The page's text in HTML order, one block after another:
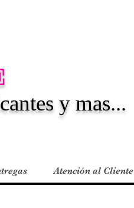
y mas...
Atención al Cliente